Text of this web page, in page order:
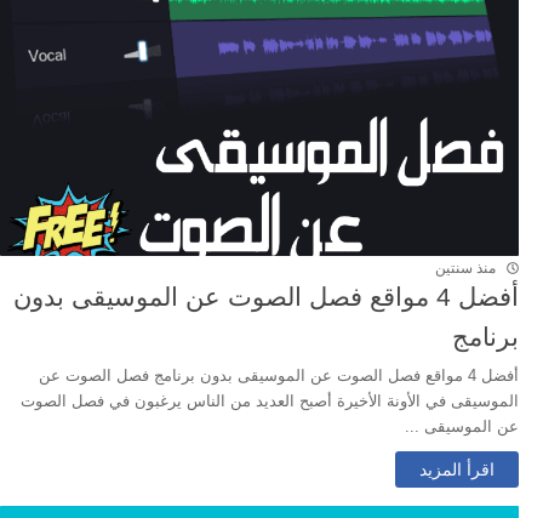
منذ سنتين
أفضل 4 مواقع فصل الصوت عن الموسيقى بدون
برنامج
أفضل 4 مواقع فصل الصوت عن الموسيقى بدون برنامج فصل الصوت عن
الموسيقى في الأونة الأخيرة أصبح العديد من الناس يرغبون في فصل الصوت
عن الموسيقى ...
اقرأ المزيد